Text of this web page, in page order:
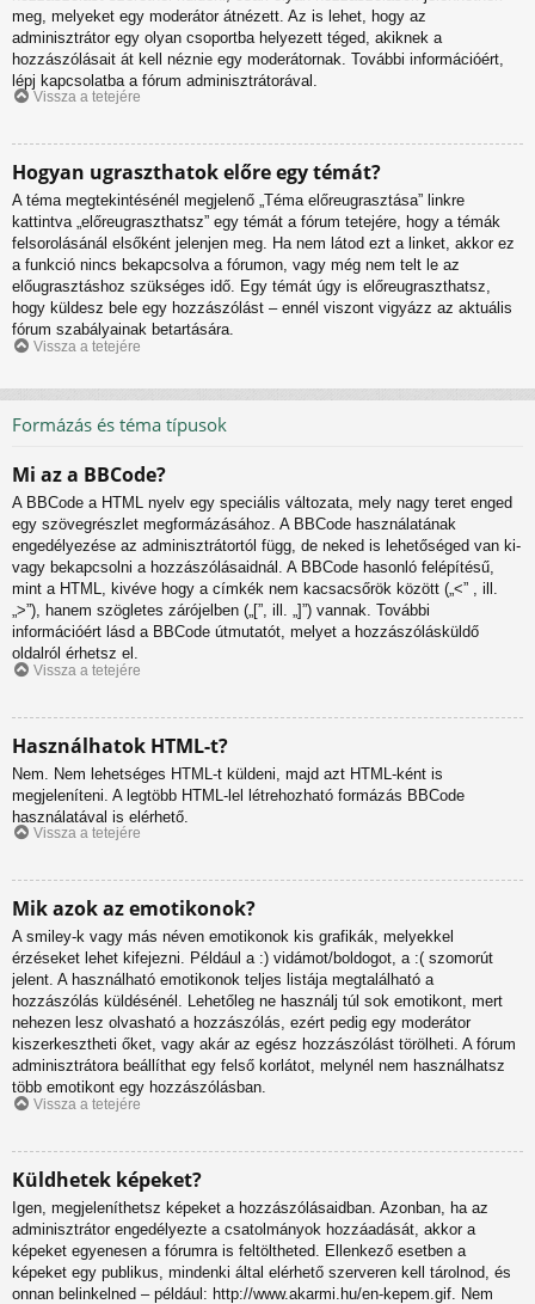
meg, melyeket egy moderátor átnézett. Az is lehet, hogy az
adminisztrátor egy olyan csoportba helyezett téged, akiknek a
hozzászólásait át kell néznie egy moderátornak. További információért,
lépj kapcsolatba a fórum adminisztrátorával.
Vissza a tetejére
Hogyan ugraszthatok előre egy témát?
A téma megtekintésénél megjelenő „Téma előreugrasztása” linkre
kattintva „előreugraszthatsz” egy témát a fórum tetejére, hogy a témák
felsorolásánál elsőként jelenjen meg. Ha nem látod ezt a linket, akkor ez
a funkció nincs bekapcsolva a fórumon, vagy még nem telt le az
előugrasztáshoz szükséges idő. Egy témát úgy is előreugraszthatsz,
hogy küldesz bele egy hozzászólást – ennél viszont vigyázz az aktuális
fórum szabályainak betartására.
Vissza a tetejére
Formázás és téma típusok
Mi az a BBCode?
A BBCode a HTML nyelv egy speciális változata, mely nagy teret enged
egy szövegrészlet megformázásához. A BBCode használatának
engedélyezése az adminisztrátortól függ, de neked is lehetőséged van ki-
vagy bekapcsolni a hozzászólásaidnál. A BBCode hasonló felépítésű,
mint a HTML, kivéve hogy a címkék nem kacsacsőrök között („<” , ill.
„>”), hanem szögletes zárójelben („[”, ill. „]”) vannak. További
információért lásd a BBCode útmutatót, melyet a hozzászólásküldő
oldalról érhetsz el.
Vissza a tetejére
Használhatok HTML-t?
Nem. Nem lehetséges HTML-t küldeni, majd azt HTML-ként is
megjeleníteni. A legtöbb HTML-lel létrehozható formázás BBCode
használatával is elérhető.
Vissza a tetejére
Mik azok az emotikonok?
A smiley-k vagy más néven emotikonok kis grafikák, melyekkel
érzéseket lehet kifejezni. Például a :) vidámot/boldogot, a :( szomorút
jelent. A használható emotikonok teljes listája megtalálható a
hozzászólás küldésénél. Lehetőleg ne használj túl sok emotikont, mert
nehezen lesz olvasható a hozzászólás, ezért pedig egy moderátor
kiszerkesztheti őket, vagy akár az egész hozzászólást törölheti. A fórum
adminisztrátora beállíthat egy felső korlátot, melynél nem használhatsz
több emotikont egy hozzászólásban.
Vissza a tetejére
Küldhetek képeket?
Igen, megjeleníthetsz képeket a hozzászólásaidban. Azonban, ha az
adminisztrátor engedélyezte a csatolmányok hozzáadását, akkor a
képeket egyenesen a fórumra is feltöltheted. Ellenkező esetben a
képeket egy publikus, mindenki által elérhető szerveren kell tárolnod, és
onnan belinkelned – például: http://www.akarmi.hu/en-kepem.gif. Nem